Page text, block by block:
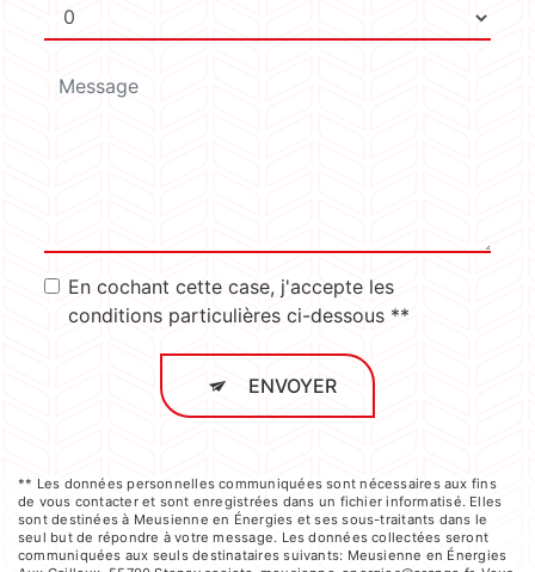
En cochant cette case, j'accepte les
conditions particulières ci-dessous **
ENVOYER
** Les données personnelles communiquées sont nécessaires aux fins
de vous contacter et sont enregistrées dans un fichier informatisé. Elles
sont destinées à Meusienne en Énergies et ses sous-traitants dans le
seul but de répondre à votre message. Les données collectées seront
communiquées aux seuls destinataires suivants: Meusienne en Énergies